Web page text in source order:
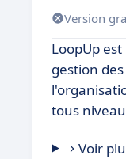
Version
LoopUp
gestion
tous
Voir